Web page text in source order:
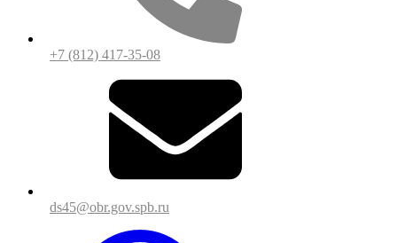
+7 (812) 417-35-08
ds45@obr.gov.spb.ru